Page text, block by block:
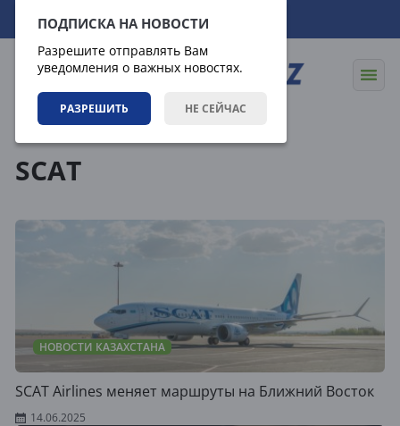
ПОДПИСКА НА НОВОСТИ
Разрешите отправлять Вам
уведомления о важных новостях.
РАЗРЕШИТЬ НЕ СЕЙЧАС
08.08.2026 07:45:44
SCAT
НОВОСТИ КАЗАХСТАНА
SCAT Airlines меняет маршруты на Ближний Восток
14.06.2025